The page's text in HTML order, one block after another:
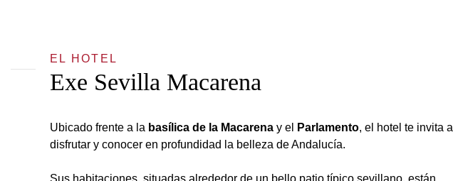
EL HOTEL
Exe Sevilla Macarena
Ubicado frente a la basílica de la Macarena y el Parlamento, el hotel te invita a
disfrutar y conocer en profundidad la belleza de Andalucía.
Sus habitaciones, situadas alrededor de un bello patio típico sevillano, están